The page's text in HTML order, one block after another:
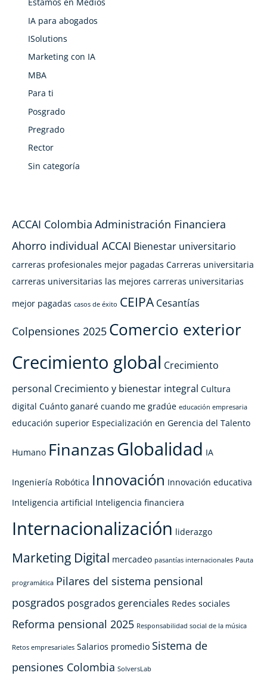
IA para abogados
ISolutions
Marketing con IA
MBA
Para ti
Posgrado
Pregrado
Rector
Sin categoría
ACCAI Colombia Administración Financiera
Ahorro individual ACCAI Bienestar universitario
carreras profesionales mejor pagadas Carreras universitaria
carreras universitarias las mejores carreras universitarias
mejor pagadas casos de éxito CEIPA Cesantías
Colpensiones 2025 Comercio exterior
Crecimiento global Crecimiento
personal Crecimiento y bienestar integral Cultura
digital Cuánto ganaré cuando me gradúe educación empresaria
educación superior Especialización en Gerencia del Talento
Humano FinanzasGlobalidad IA
Ingeniería Robótica Innovación Innovación educativa
Inteligencia artificial Inteligencia financiera
Internacionalización liderazgo
Marketing Digital mercadeo pasantías internacionales Pauta
programática Pilares del sistema pensional
posgrados posgrados gerenciales Redes sociales
Reforma pensional 2025 Responsabilidad social de la música
Retos empresariales Salarios promedio Sistema de
pensiones Colombia SolversLab